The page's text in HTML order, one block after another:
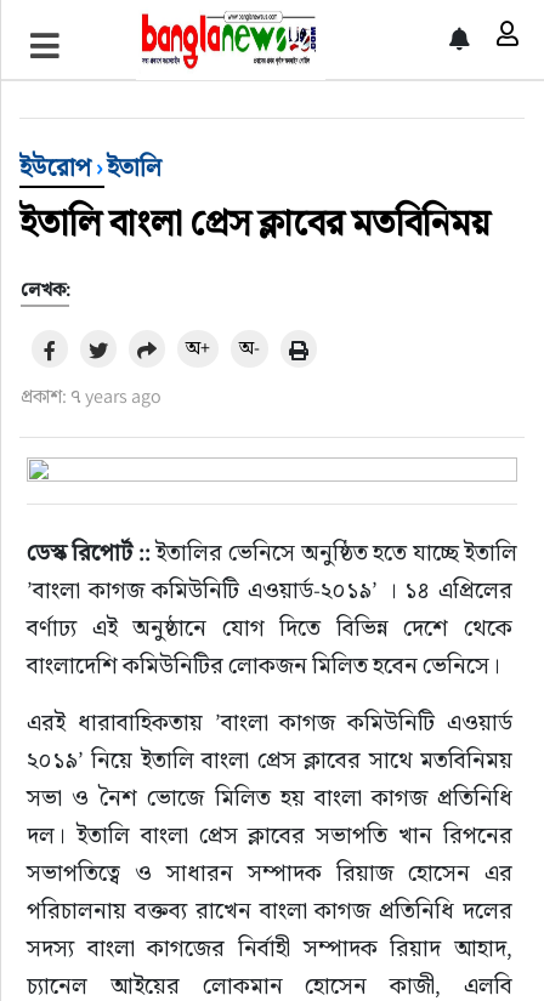
টপ নিউজ
ইন্টারন্যাশনাল
স্পোর্টস
মার্কিন যুক্তরাষ্ট্র
এন্টারটেইনমেন্ট
নিউইয়র্ক
ইউরোপ
জাতীয়
তারুণ্য
সময়ের প্রলাপ
ইউরোপ›ইতালি
ইতালি বাংলা প্রেস ক্লাবের মতবিনিময়
লেখক:
প্রকাশ: ৭ years ago
অ+ অ-
ডেস্ক রিপোর্ট :: ইতালির ভেনিসে অনুষ্ঠিত হতে যাচ্ছে ইতালি
‌’বাংলা কাগজ কমিউনিটি এওয়ার্ড-২০১৯’ । ১৪ এপ্রিলের
বর্ণাঢ্য এই অনুষ্ঠানে যোগ দিতে বিভিন্ন দেশে থেকে
বাংলাদেশি কমিউনিটির লোকজন মিলিত হবেন ভেনিসে।
এরই ধারাবাহিকতায় ‌‌’বাংলা কাগজ কমিউনিটি এওয়ার্ড
২০১৯’ নিয়ে ইতালি বাংলা প্রেস ক্লাবের সাথে মতবিনিময়
সভা ও নৈশ ভোজে মিলিত হয় বাংলা কাগজ প্রতিনিধি
দল। ইতালি বাংলা প্রেস ক্লাবের সভাপতি খান রিপনের
সভাপতিত্বে ও সাধারন সম্পাদক রিয়াজ হোসেন এর
পরিচালনায় বক্তব্য রাখেন বাংলা কাগজ প্রতিনিধি দলের
সদস্য বাংলা কাগজের নির্বাহী সম্পাদক রিয়াদ আহাদ,
চ্যানেল আইয়ের লোকমান হোসেন কাজী, এলবি